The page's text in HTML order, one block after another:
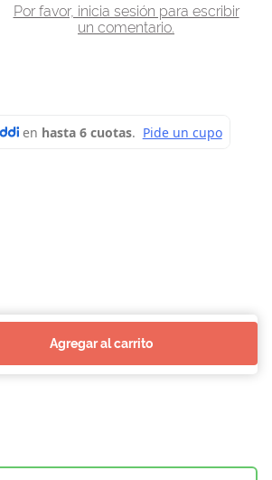
Por favor, inicia sesión para escribir
un comentario.
agregar al carrito